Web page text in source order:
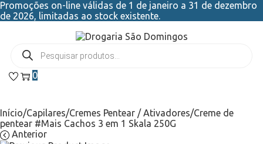
Promoções on-line válidas de 1 de janeiro a 31 de dezembro
de 2026, limitadas ao stock existente.
0
Início/Capilares/Cremes Pentear / Ativadores/Creme de
pentear #Mais Cachos 3 em 1 Skala 250G
Anterior